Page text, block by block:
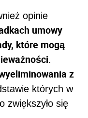
opinie
umowy
które mogą
.
z
których w
zwiększyło się